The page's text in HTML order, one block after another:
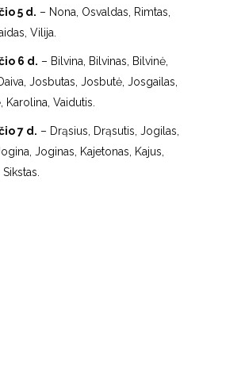
5 d. – Nona, Osvaldas, Rimtas,
Vilija.
6 d. – Bilvina, Bilvinas, Bilvinė,
Josbutas, Josbutė, Josgailas,
Karolina, Vaidutis.
7 d. – Drąsius, Drąsutis, Jogilas,
Joginas, Kajetonas, Kajus,